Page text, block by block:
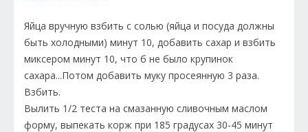
Яйца вручную взбить с солью (яйца и посуда должны
быть холодными) минут 10, добавить сахар и взбить
миксером минут 10, что б не было крупинок
сахара...Потом добавить муку просеянную 3 раза.
Взбить.
Вылить 1/2 теста на смазанную сливочным маслом
форму, выпекать корж при 185 градусах 30-45 минут